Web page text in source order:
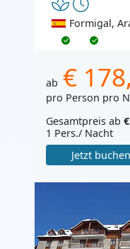
Formigal,
ab €
pro Person pro
Gesamtpreis ab
1 Pers./ Nacht
Jetzt buchen